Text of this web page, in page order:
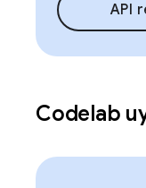
API
Codelab